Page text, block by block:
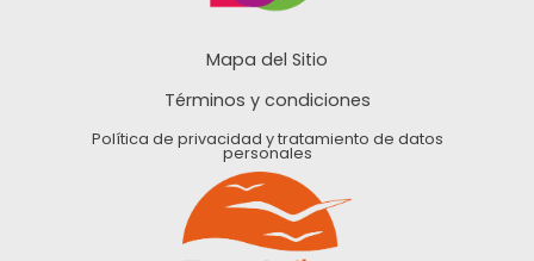
Mapa del Sitio
Términos y condiciones
Política de privacidad y tratamiento de datos
personales